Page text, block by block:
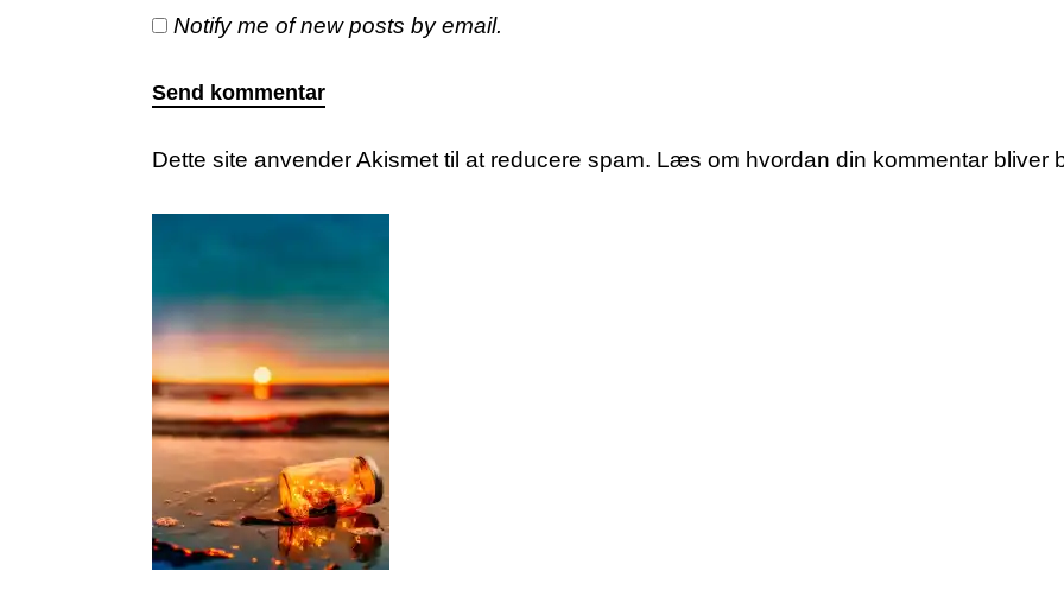
Notify me of new posts by email.
Dette site anvender Akismet til at reducere spam. Læs om hvordan din kommentar bliver